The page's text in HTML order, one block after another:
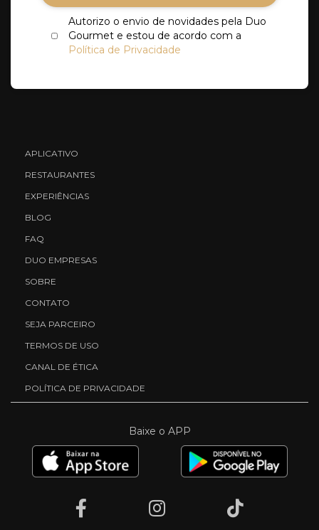
Autorizo o envio de novidades pela Duo
Gourmet e estou de acordo com a
Política de Privacidade
APLICATIVO
RESTAURANTES
EXPERIÊNCIAS
BLOG
FAQ
DUO EMPRESAS
SOBRE
CONTATO
SEJA PARCEIRO
TERMOS DE USO
CANAL DE ÉTICA
POLÍTICA DE PRIVACIDADE
Baixe o APP